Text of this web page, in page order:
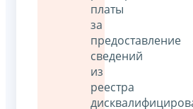
платы
за
предоставление
сведений
из
реестра